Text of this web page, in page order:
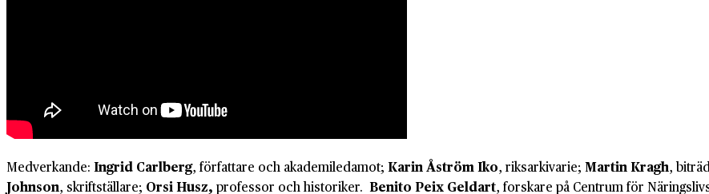
Medverkande: Ingrid Carlberg, författare och akademiledamot; Karin Åström Iko, riksarkivarie; Martin Kragh,
Johnson, skriftställare; Orsi Husz, professor och historiker. Benito Peix Geldart, forskare på Centrum för